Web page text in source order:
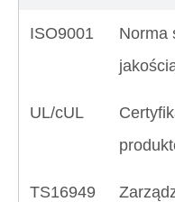
ISO9001
Norma
UL/cUL
TS16949